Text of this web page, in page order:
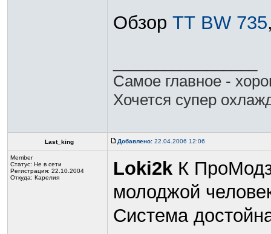
Обзор ТТ BW 735
Самое главное -
Хочется супер
Last_king Добавлено: 22.04.2006 12:06
Member
Статус: Не в сети
Регистрация: 22.10.2004
Откуда: Карелия
Loki2k К
молоджой
Система